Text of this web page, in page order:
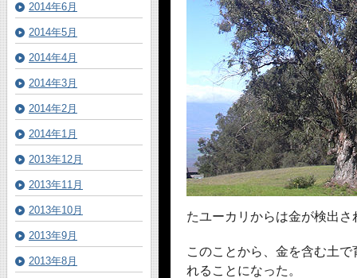
たユーカリからは金が検出さ
このことから、金を含む土
れることになった。
2014年6月
2014年5月
2014年4月
2014年3月
2014年2月
2014年1月
2013年12月
2013年11月
2013年10月
2013年9月
2013年8月